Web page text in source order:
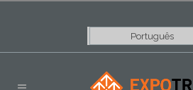
Português